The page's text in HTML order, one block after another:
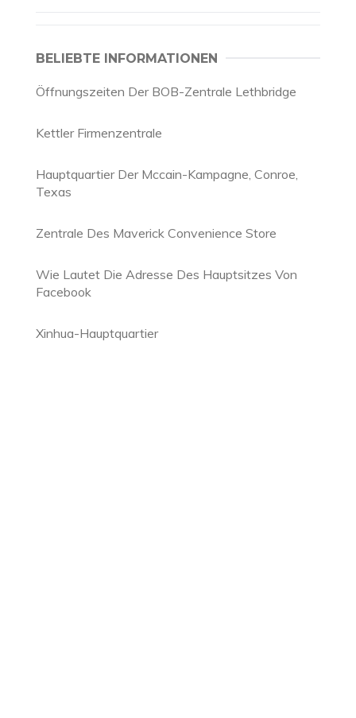
BELIEBTE INFORMATIONEN
Öffnungszeiten Der BOB-Zentrale Lethbridge
Kettler Firmenzentrale
Hauptquartier Der Mccain-Kampagne, Conroe,
Texas
Zentrale Des Maverick Convenience Store
Wie Lautet Die Adresse Des Hauptsitzes Von
Facebook
Xinhua-Hauptquartier